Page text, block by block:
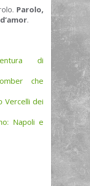
Parolo,
.
di
che
Vercelli dei
Napoli e